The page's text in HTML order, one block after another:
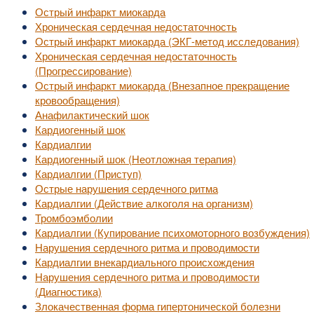
Острый инфаркт миокарда
Хроническая сердечная недостаточность
Острый инфаркт миокарда (ЭКГ-метод исследования)
Хроническая сердечная недостаточность
(Прогрессирование)
Острый инфаркт миокарда (Внезапное прекращение
кровообращения)
Анафилактический шок
Кардиогенный шок
Кардиалгии
Кардиогенный шок (Неотложная терапия)
Кардиалгии (Приступ)
Острые нарушения сердечного ритма
Кардиалгии (Действие алкоголя на организм)
Тромбоэмболии
Кардиалгии (Купирование психомоторного возбуждения)
Нарушения сердечного ритма и проводимости
Кардиалгии внекардиального происхождения
Нарушения сердечного ритма и проводимости
(Диагностика)
Злокачественная форма гипертонической болезни